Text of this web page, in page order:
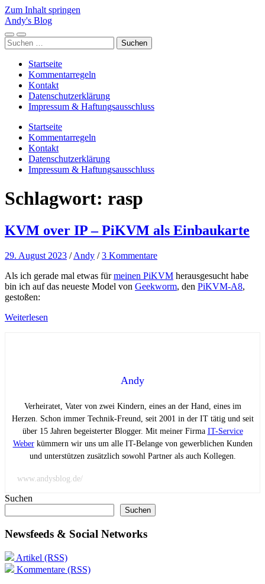
Zum Inhalt springen
Andy's Blog
Mobile-
Menü
Suchfeld
ein-/ausblenden
Suchen
nach:
Startseite
Kommentarregeln
Kontakt
Datenschutzerklärung
Impressum & Haftungsausschluss
Startseite
Kommentarregeln
Kontakt
Datenschutzerklärung
Impressum & Haftungsausschluss
Schlagwort: rasp
KVM over IP – PiKVM als Einbaukarte
29. August 2023 /Andy /3 Kommentare
Als ich gerade mal etwas fürmeinen PiKVM herausgesucht habe
bin ich auf das neueste Model von Geekworm, den PiKVM-A8,
gestoßen:
Weiterlesen
Andy
Verheiratet, Vater von zwei Kindern, eines an der Hand, eines im
Herzen. Schon immer Technik-Freund, seit 2001 in der IT tätig und seit
über 15 Jahren begeisterter Blogger. Mit meiner Firma IT-Service
Weberkümmern wir uns um alle IT-Belange von gewerblichen Kunden
und unterstützen zusätzlich sowohl Partner als auch Kollegen.
www.andysblog.de/
Suchen
Suchen
Newsfeeds & Social Networks
Artikel (RSS)
Kommentare (RSS)